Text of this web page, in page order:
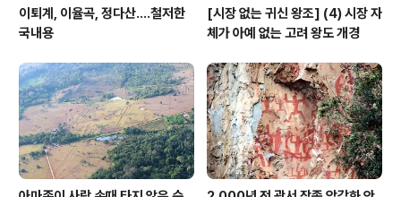
이퇴계, 이율곡, 정다산....철저한
국내용
[시장 없는 귀신 왕조] (4) 시장 자
체가 아예 없는 고려 왕도 개경